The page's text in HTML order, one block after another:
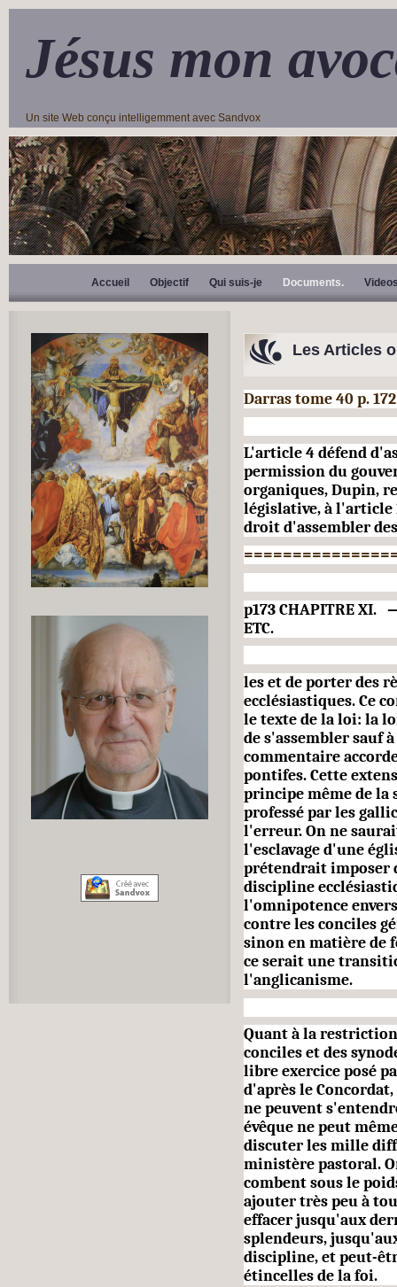
Jésus mon
Un site Web conçu intelligemment avec Sandvox
Accueil Objectif Qui suis-je Documents.
Les Articles
Darras tome 40 p. 172
L'article 4 défend
permission du
organiques, Dupin,
législative, à l'article
droit d'assembler
p173 CHAPITRE XI.
ETC.
les et de porter des
ecclésiastiques. Ce
le texte de la loi: la
de s'assembler sauf
commentaire
pontifes. Cette
principe même de la
professé par les
l'erreur. On ne
l'esclavage d'une
prétendrait imposer
discipline
l'omnipotence
contre les conciles
sinon en matière de
ce serait une
l'anglicanisme.
Quant à la
con­ciles et des
libre exercice posé
d'après le
ne peuvent
évêque ne peut
discuter les mille
ministère pastoral.
combent sous le
ajouter très peu à
effacer jusqu'aux
splendeurs,
discipline, et peut-
étincelles de la foi.